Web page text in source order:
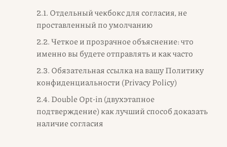
2.1. Отдельный чекбокс для согласия, не
проставленный по умолчанию
2.2. Четкое и прозрачное объяснение: что
именно вы будете отправлять и как часто
2.3. Обязательная ссылка на вашу Политику
конфиденциальности (Privacy Policy)
2.4. Double Opt-in (двухэтапное
подтверждение) как лучший способ доказать
наличие согласия